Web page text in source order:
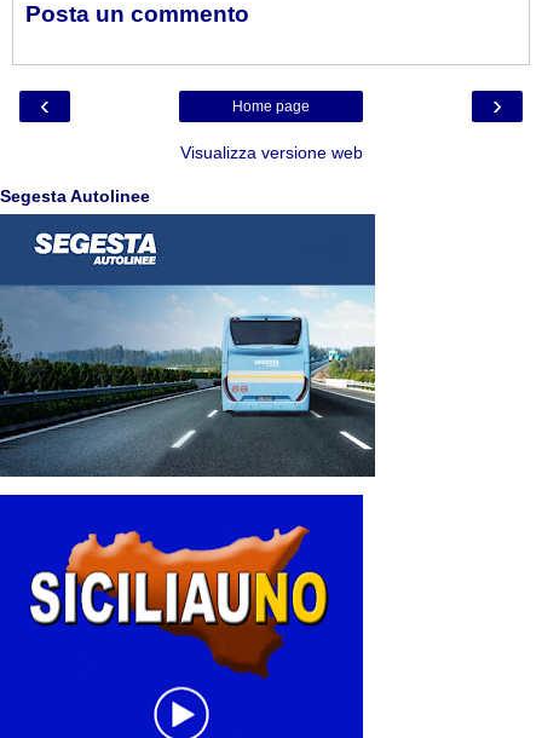
Posta un commento
‹ ›
Home page
Visualizza versione web
Segesta Autolinee